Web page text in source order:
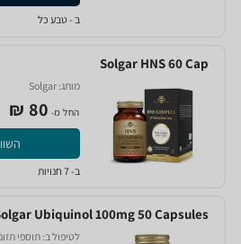
ב - טבע כל
Solgar HNS 60 Cap
מותג:Solgar‏
החל מ- 80‏ ₪
ב- 7 חנויות
Ubiquinol 100mg 50 Capsules
לטיפול ב:תוספי